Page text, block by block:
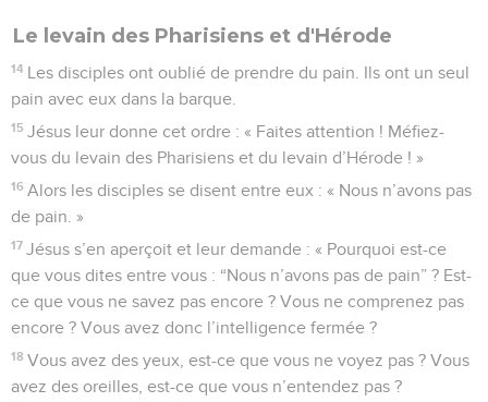
Le levain des Pharisiens et d'Hérode
14 Les disciples ont oublié de prendre du pain. Ils ont un seul
pain avec eux dans la barque.
15 Jésus leur donne cet ordre : « Faites attention ! Méfiez-
vous du levain des Pharisiens et du levain d’Hérode ! »
16 Alors les disciples se disent entre eux : « Nous n’avons pas
de pain. »
17 Jésus s’en aperçoit et leur demande : « Pourquoi est-ce
que vous dites entre vous : “Nous n’avons pas de pain” ? Est-
ce que vous ne savez pas encore ? Vous ne comprenez pas
encore ? Vous avez donc l’intelligence fermée ?
18 Vous avez des yeux, est-ce que vous ne voyez pas ? Vous
avez des oreilles, est-ce que vous n’entendez pas ?